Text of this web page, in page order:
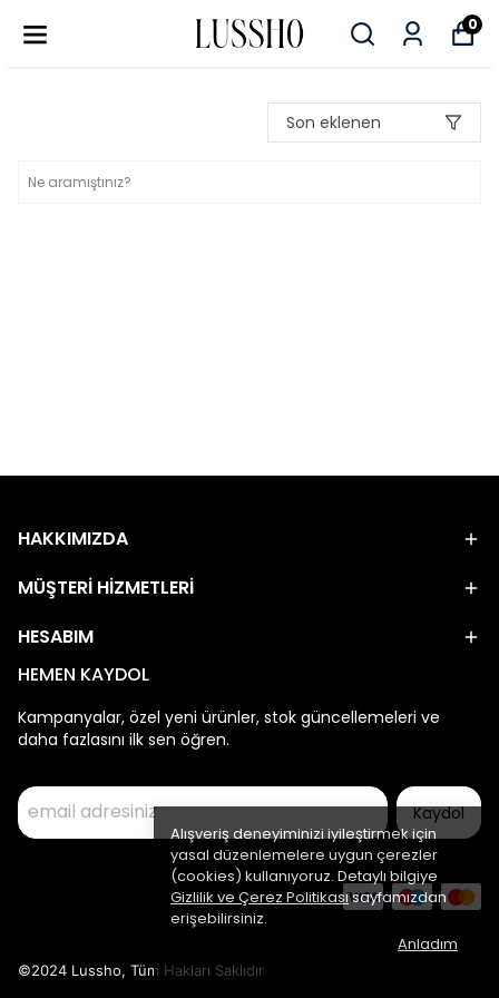
0
Alışveriş deneyiminizi iyileştirmek için
yasal düzenlemelere uygun çerezler
(cookies) kullanıyoruz. Detaylı bilgiye
Gizlilik ve Çerez Politikasısayfamızdan
erişebilirsiniz.
Anladım
Son eklenen
HAKKIMIZDA
MÜŞTERİ HİZMETLERİ
HESABIM
HEMEN KAYDOL
Kampanyalar, özel yeni ürünler, stok güncellemeleri ve
daha fazlasını ilk sen öğren.
Kaydol
©2024 Lussho, Tüm Hakları Saklıdır